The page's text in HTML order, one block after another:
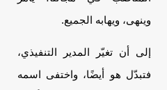
وينهى، ويهابه الجميع.
إلى أن تغيّر المدير التنفيذي،
فتبدّل هو أيضًا، واختفى اسمه